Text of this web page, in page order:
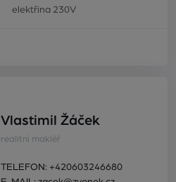
elektřina 230V
Vlastimil Žáček
realitní makléř
TELEFON: +420603246680